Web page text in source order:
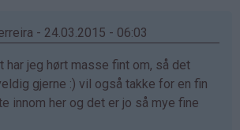
- 24.03.2015 - 06:03
har jeg hørt masse fint om, så det
gjerne :) vil også takke for en fin
innom her og det er jo så mye fine